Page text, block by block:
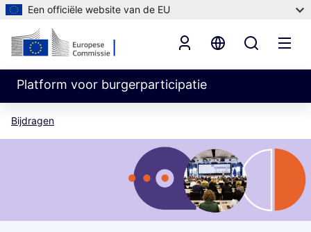
Een officiële website van de EU
Platform voor burgerparticipatie
Bijdragen